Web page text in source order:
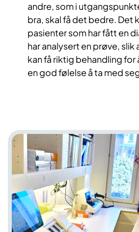
andre, som i
bra, skal få det bedre. Det
pasienter som har fått en
har analysert en prøve, slik
kan få riktig behandling for
en god følelse å ta med